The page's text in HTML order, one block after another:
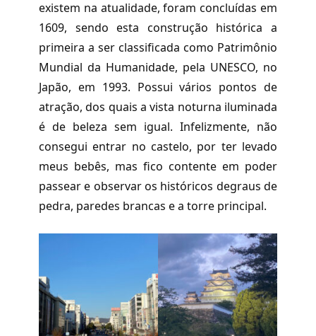
existem na atualidade, foram concluídas em
1609, sendo esta construção histórica a
primeira a ser classificada como Patrimônio
Mundial da Humanidade, pela UNESCO, no
Japão, em 1993. Possui vários pontos de
atração, dos quais a vista noturna iluminada
é de beleza sem igual. Infelizmente, não
consegui entrar no castelo, por ter levado
meus bebês, mas fico contente em poder
passear e observar os históricos degraus de
pedra, paredes brancas e a torre principal.